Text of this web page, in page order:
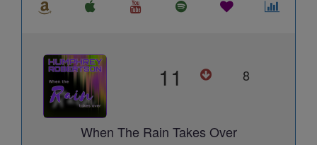
11 8
When The Rain Takes Over